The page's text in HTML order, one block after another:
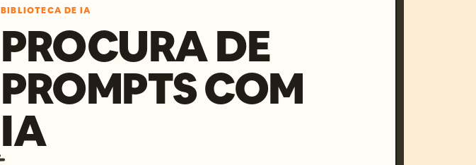
BIBLIOTECA DE IA
PROCURA DE
PROMPTS COM
IA